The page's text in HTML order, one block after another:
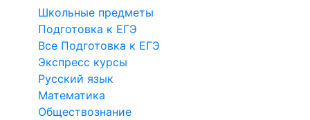
Школьные предметы
Подготовка к ЕГЭ
Все Подготовка к ЕГЭ
Экспресс курсы
Русский язык
Математика
Обществознание